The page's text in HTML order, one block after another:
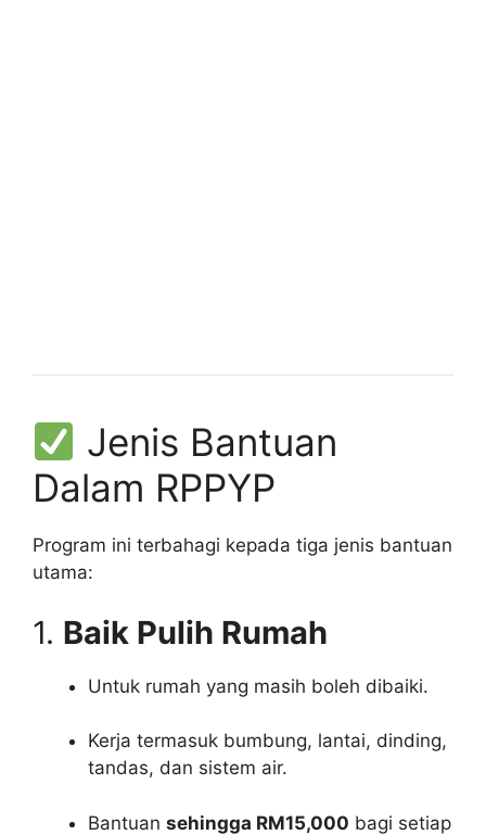
Jenis Bantuan
Dalam RPPYP
Program ini terbahagi kepada tiga jenis bantuan
utama:
1. Baik Pulih Rumah
Untuk rumah yang masih boleh dibaiki.
Kerja termasuk bumbung, lantai, dinding,
tandas, dan sistem air.
Bantuan sehingga RM15,000 bagi setiap